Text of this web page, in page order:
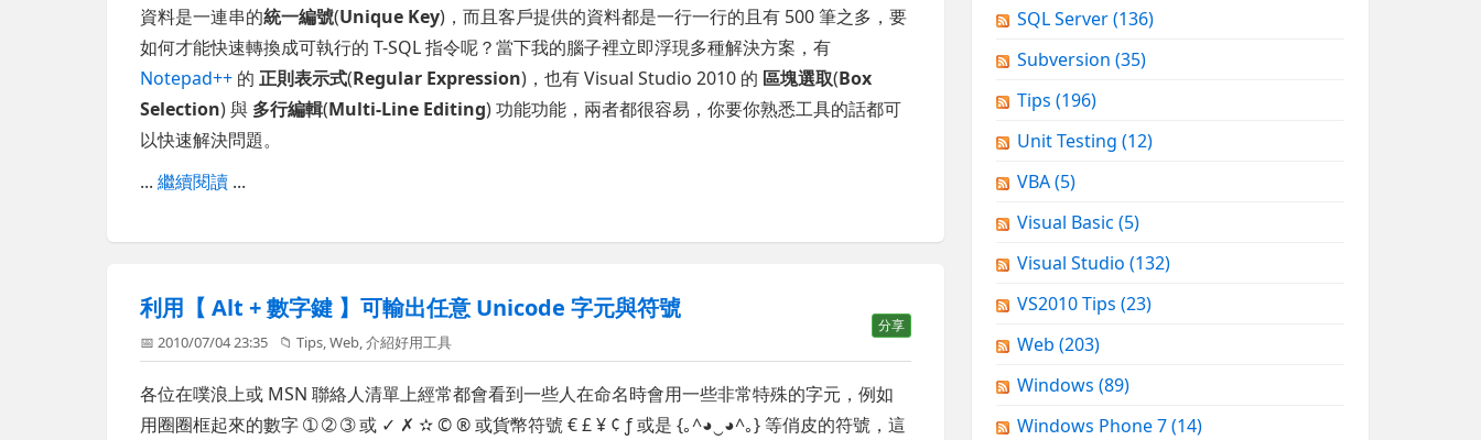
資料是一連串的統一編號(Unique Key)，而且客戶提供的資料都是一行一行的且有 500 筆之多，要
如何才能快速轉換成可執行的 T-SQL 指令呢？當下我的腦子裡立即浮現多種解決方案，有
Notepad++ 的正則表示式(Regular Expression)，也有 Visual Studio 2010 的 區塊選取(Box
Selection) 與 多行編輯(Multi-Line Editing) 功能功能，兩者都很容易，你要你熟悉工具的話都可
以快速解決問題。
...繼續閱讀 ...
利用【 Alt + 數字鍵 】可輸出任意 Unicode 字元與符號
分享
📅 2010/07/04 23:35 📁Tips,Web,介紹好用工具
各位在噗浪上或 MSN 聯絡人清單上經常都會看到一些人在命名時會用一些非常特殊的字元，例如
用圈圈框起來的數字 ➀ ➁ ➂ 或 ✓ ✗ ✫ © ® 或貨幣符號 € £ ¥ ¢ ƒ 或是 {｡^◕‿◕^｡} 等俏皮的符號，這
SQL Server(136)
Subversion (35)
Tips (196)
Unit Testing (12)
VBA(5)
Visual Basic (5)
Visual Studio (132)
VS2010 Tips (23)
Web (203)
Windows (89)
Windows Phone 7(14)